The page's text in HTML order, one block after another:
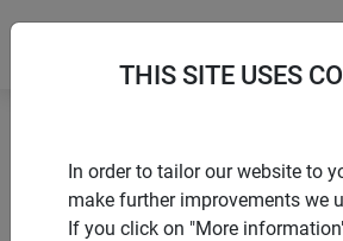
Accueil Films et voiles d’hiver
THIS SITE USES
In order to tailor our website to
make further improvements we
If you click on "More